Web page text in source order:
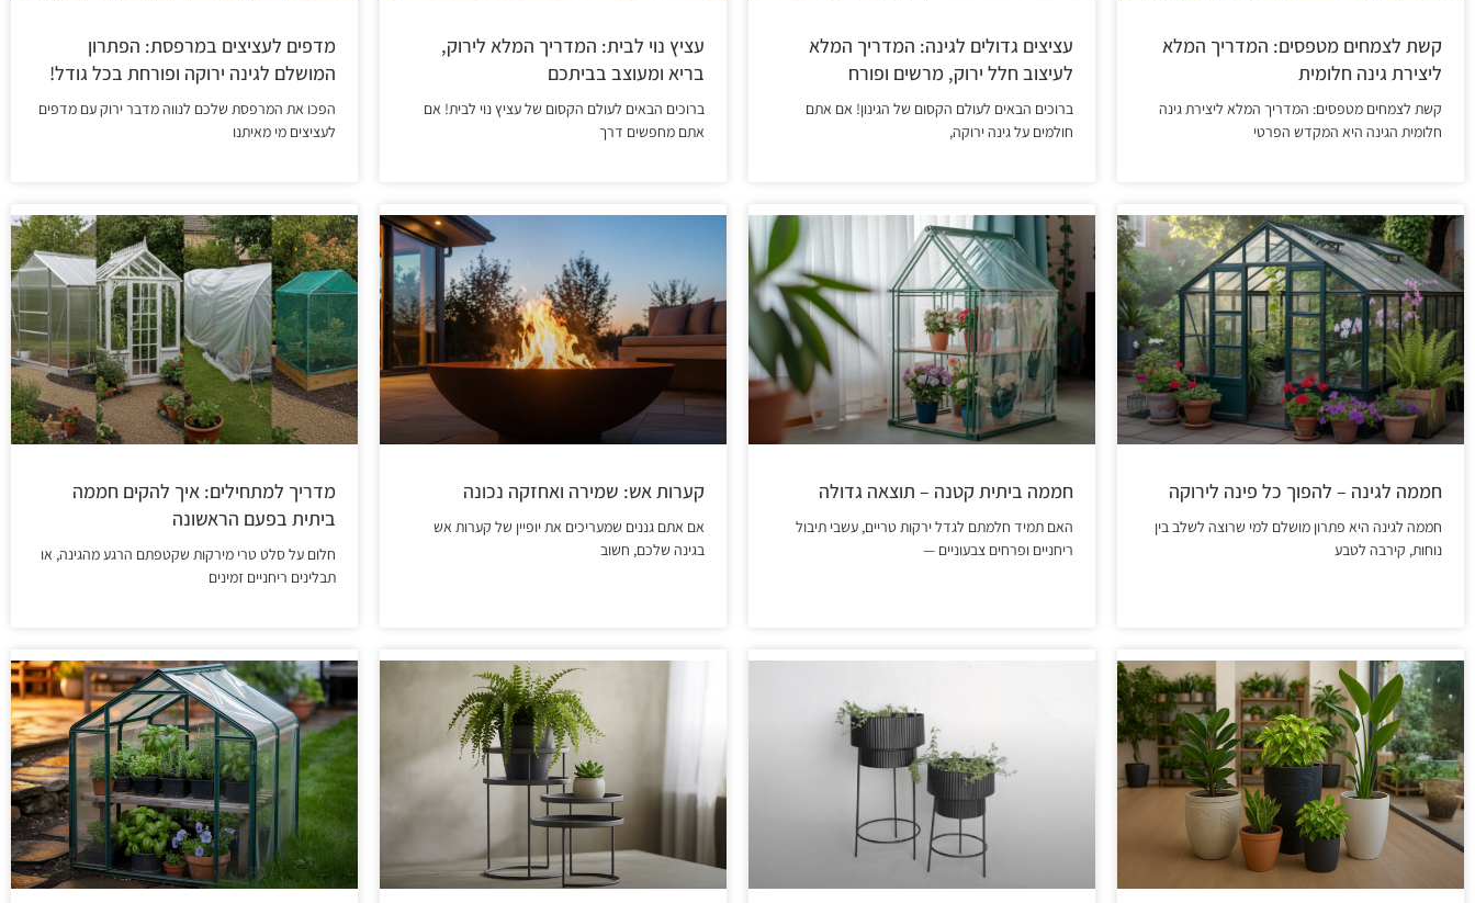
קשת לצמחים מטפסים: המדריך המלא
ליצירת גינה חלומית
קשת לצמחים מטפסים: המדריך המלא ליצירת גינה
חלומית הגינה היא המקדש הפרטי
עציצים גדולים לגינה: המדריך המלא
לעיצוב חלל ירוק, מרשים ופורח
ברוכים הבאים לעולם הקסום של הגינון! אם אתם
חולמים על גינה ירוקה,
עציץ נוי לבית: המדריך המלא לירוק,
בריא ומעוצב בביתכם
ברוכים הבאים לעולם הקסום של עציץ נוי לבית! אם
אתם מחפשים דרך
מדפים לעציצים במרפסת: הפתרון
המושלם לגינה ירוקה ופורחת בכל גודל!
הפכו את המרפסת שלכם לנווה מדבר ירוק עם מדפים
לעציצים מי מאיתנו
חממה לגינה – להפוך כל פינה לירוקה
חממה לגינה היא פתרון מושלם למי שרוצה לשלב בין
נוחות, קירבה לטבע
חממה ביתית קטנה – תוצאה גדולה
האם תמיד חלמתם לגדל ירקות טריים, עשבי תיבול
ריחניים ופרחים צבעוניים —
קערות אש: שמירה ואחזקה נכונה
אם אתם גננים שמעריכים את יופיין של קערות אש
בגינה שלכם, חשוב
מדריך למתחילים: איך להקים חממה
ביתית בפעם הראשונה
חלום על סלט טרי מירקות שקטפתם הרגע מהגינה, או
תבלינים ריחניים זמינים